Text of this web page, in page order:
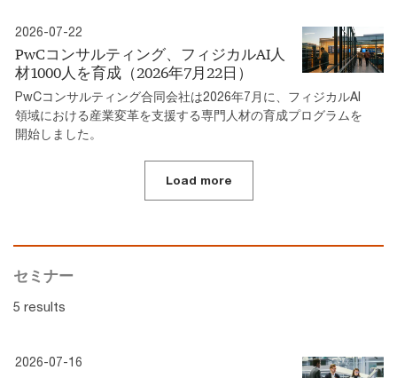
2026-07-22
PwCコンサルティング、フィジカルAI人
材1000人を育成（2026年7月22日）
PwCコンサルティング合同会社は2026年7月に、フィジカルAI
領域における産業変革を支援する専門人材の育成プログラムを
開始しました。
Load more
セミナー
5 results
2026-07-16